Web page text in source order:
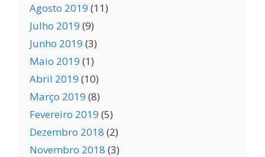
Agosto 2019 (11)
Julho 2019 (9)
Junho 2019 (3)
Maio 2019 (1)
Abril 2019 (10)
Março 2019 (8)
Fevereiro 2019 (5)
Dezembro 2018 (2)
Novembro 2018 (3)